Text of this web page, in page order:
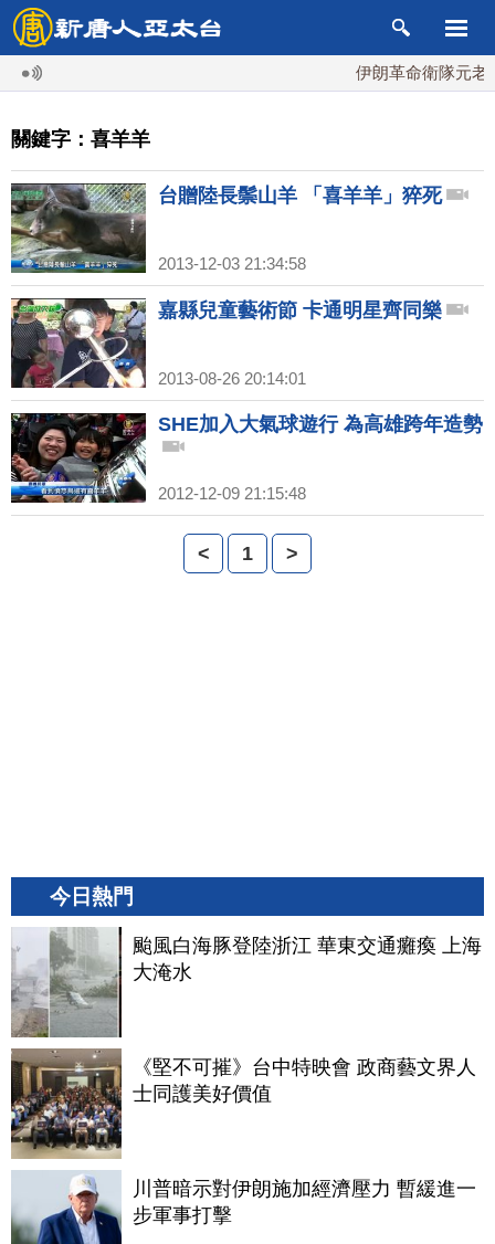
伊朗革命衛隊元老
關鍵字：喜羊羊
台贈陸長鬃山羊 「喜羊羊」猝死
2013-12-03 21:34:58
嘉縣兒童藝術節 卡通明星齊同樂
2013-08-26 20:14:01
SHE加入大氣球遊行 為高雄跨年造勢
2012-12-09 21:15:48
< 1 >
今日熱門
颱風白海豚登陸浙江 華東交通癱瘓 上海
大淹水
《堅不可摧》台中特映會 政商藝文界人
士同護美好價值
川普暗示對伊朗施加經濟壓力 暫緩進一
步軍事打擊